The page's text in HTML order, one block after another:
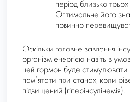
період близько трьох
Оптимальне його
повинно
Оскільки головне завдання
організм енергією навіть в
цей гормон буде стимулювати
пам’ятати при станах, коли
підвищений (гіперінсулінемія).